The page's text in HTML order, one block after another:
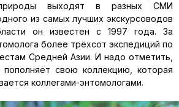
выходят в разных СМИ
из самых лучших экскурсоводов
он известен с 1997 года. За
более трёхсот экспедиций по
Средней Азии. И надо отметить,
свою коллекцию, которая
коллегами-энтомологами.